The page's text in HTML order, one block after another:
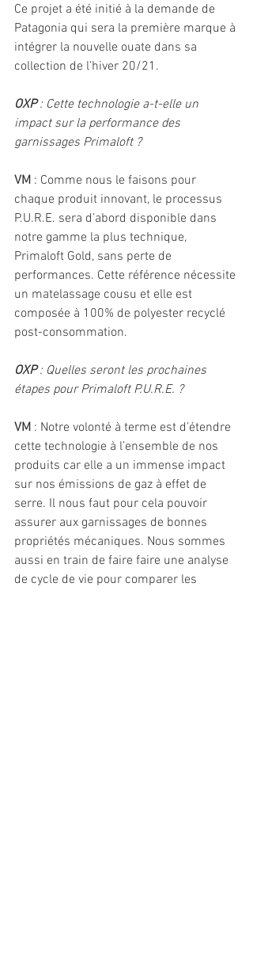
Ce projet a été initié à la demande de
Patagonia qui sera la première marque à
intégrer la nouvelle ouate dans sa
collection de l’hiver 20/21.
OXP : Cette technologie a-t-elle un
impact sur la performance des
garnissages Primaloft ?
VM : Comme nous le faisons pour
chaque produit innovant, le processus
P.U.R.E. sera d’abord disponible dans
notre gamme la plus technique,
Primaloft Gold, sans perte de
performances. Cette référence nécessite
un matelassage cousu et elle est
composée à 100% de polyester recyclé
post-consommation.
OXP : Quelles seront les prochaines
étapes pour Primaloft P.U.R.E. ?
VM : Notre volonté à terme est d’étendre
cette technologie à l’ensemble de nos
produits car elle a un immense impact
sur nos émissions de gaz à effet de
serre. Il nous faut pour cela pouvoir
assurer aux garnissages de bonnes
propriétés mécaniques. Nous sommes
aussi en train de faire faire une analyse
de cycle de vie pour comparer les